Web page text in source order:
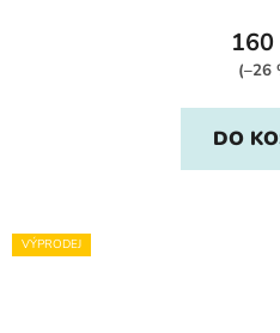
160
(–26
DO
VÝPRODEJ